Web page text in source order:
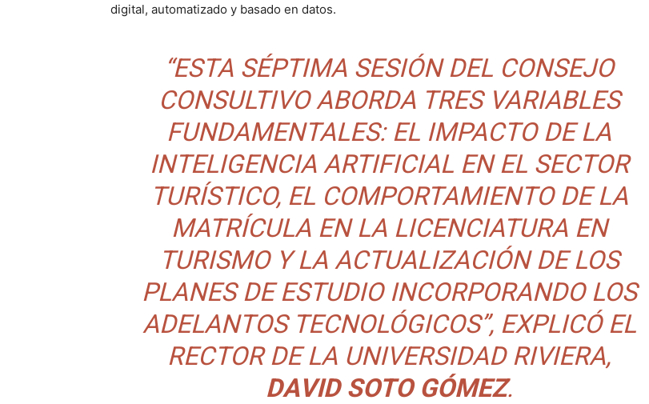
digital, automatizado y basado en datos.
“ESTA SÉPTIMA SESIÓN DEL CONSEJO
CONSULTIVO ABORDA TRES VARIABLES
FUNDAMENTALES: EL IMPACTO DE LA
INTELIGENCIA ARTIFICIAL EN EL SECTOR
TURÍSTICO, EL COMPORTAMIENTO DE LA
MATRÍCULA EN LA LICENCIATURA EN
TURISMO Y LA ACTUALIZACIÓN DE LOS
PLANES DE ESTUDIO INCORPORANDO LOS
ADELANTOS TECNOLÓGICOS”, EXPLICÓ EL
RECTOR DE LA UNIVERSIDAD RIVIERA,
DAVID SOTO GÓMEZ.